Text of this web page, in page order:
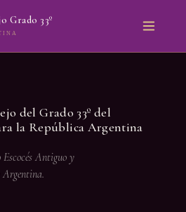
Grado 33º
del Grado 33º del
la República Argentina
Antiguo y